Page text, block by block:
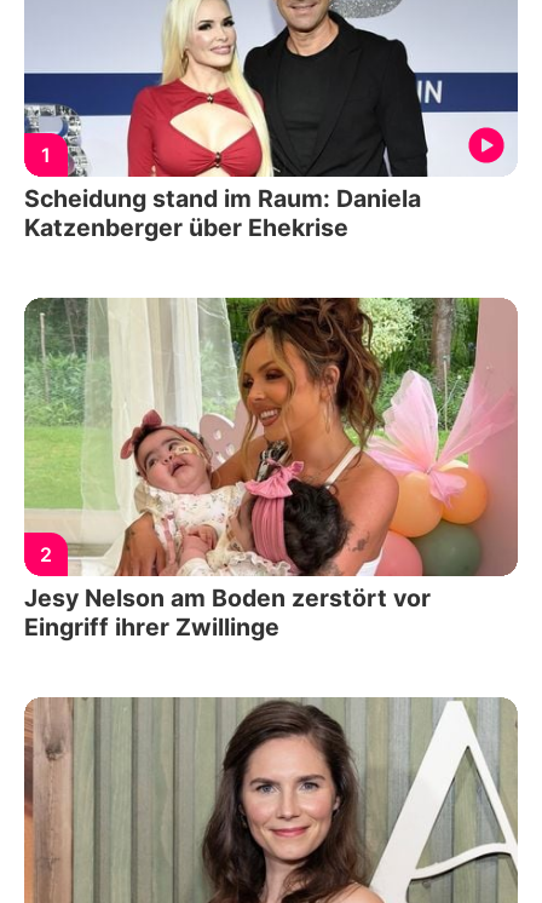
1
Scheidung stand im Raum: Daniela
Katzenberger über Ehekrise
2
Jesy Nelson am Boden zerstört vor
Eingriff ihrer Zwillinge